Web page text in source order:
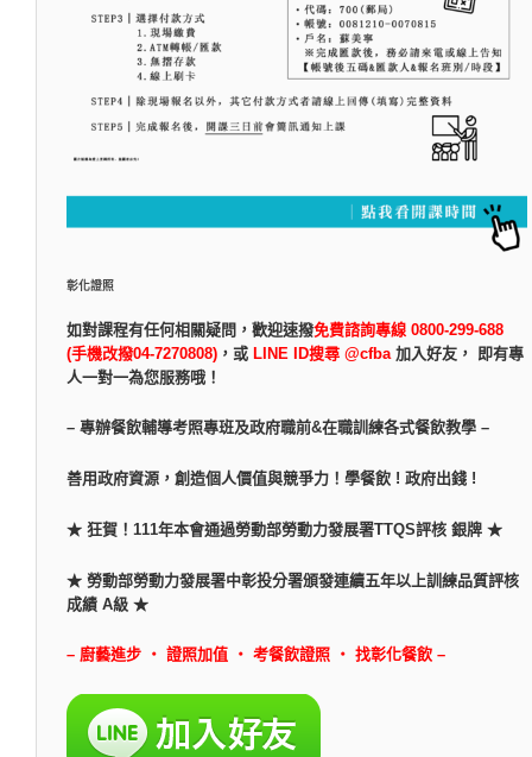
彰化證照
如對課程有任何相關疑問， 歡迎速撥免費諮詢專線 0800-299-688
(手機改撥04-7270808) ， 或 LINE ID搜尋 @cfba 加入好友， 即有專
人一對一為您服務哦！
– 專辦餐飲輔導考照專班及政府職前&在職訓練各式餐飲教學 –
善用政府資源，創造個人價值與競爭力！學餐飲 ! 政府出錢 !
★ 狂賀！111年本會通過勞動部勞動力發展署TTQS評核 銀牌 ★
★ 勞動部勞動力發展署中彰投分署頒發連續五年以上訓練品質評核
成績 A級 ★
– 廚藝進步 ‧ 證照加值 ‧ 考餐飲證照 ‧ 找彰化餐飲 –